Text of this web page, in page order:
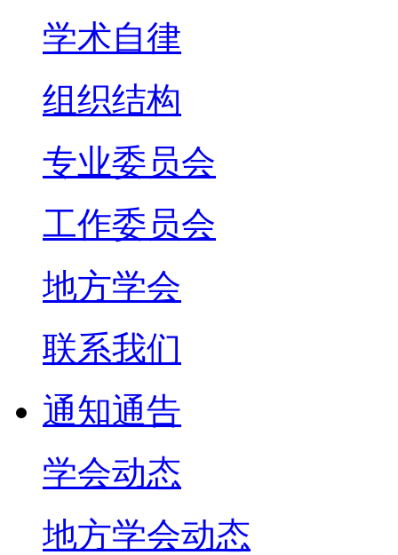
学术自律
组织结构
专业委员会
工作委员会
地方学会
联系我们
通知通告
学会动态
地方学会动态